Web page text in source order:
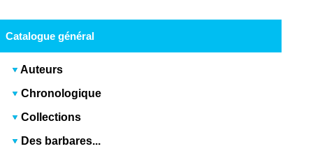
Catalogue général
Auteurs
Chronologique
Collections
Des barbares...